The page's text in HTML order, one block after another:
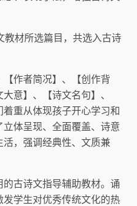
教材所选篇目，共选入古诗
作者简况】、【创作背
意】、【诗文名句】、
着重从体现孩子开心学习和
体呈现、全面覆盖、诗意
，强调经典性、文质兼
古诗文指导辅助教材。诵
学生对优秀传统文化的热